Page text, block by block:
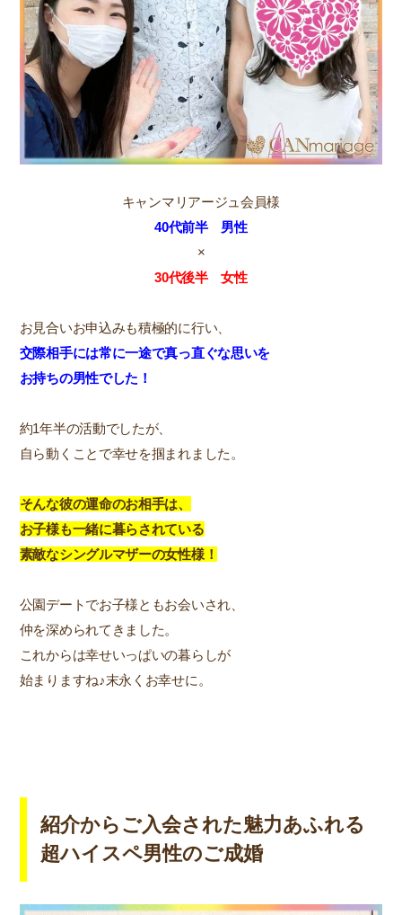
キャンマリアージュ会員様
40代前半 男性
×
30代後半 女性
お見合いお申込みも積極的に行い、
交際相手には常に一途で真っ直ぐな思いを
お持ちの男性でした！
約1年半の活動でしたが、
自ら動くことで幸せを掴まれました。
そんな彼の運命のお相手は、
お子様も一緒に暮らされている
素敵なシングルマザーの女性様！
公園デートでお子様ともお会いされ、
仲を深められてきました。
これからは幸せいっぱいの暮らしが
始まりますね♪末永くお幸せに。
紹介からご入会された魅力あふれる
超ハイスペ男性のご成婚